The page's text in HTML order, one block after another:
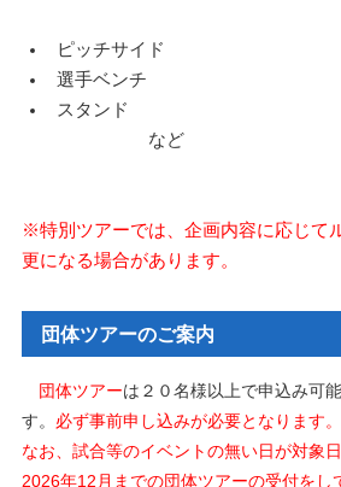
ピッチサイド
選手ベンチ
スタンド
など
※特別ツアーでは、企画内容に応じて
更になる場合があります。
団体ツアーのご案内
団体ツアーは２０名様以上で申込み可
す。 必ず事前申し込みが必要となります。
なお、試合等のイベントの無い日が対象
2026年12月までの団体ツアーの受付をし